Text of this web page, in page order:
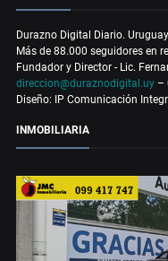
Durazno Digital Diario.
Más de 88.000 seguidores en
Fundador y Director - Lic.
direccion@duraznodigital.uy –
Diseño: IP Comunicación
INMOBILIARIA